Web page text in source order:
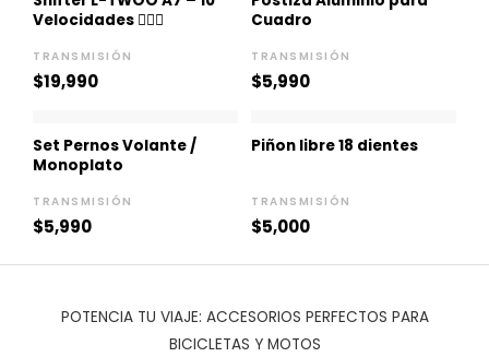
Velocidades 🚵🏻‍♀️
TRANSMISIÓN
$19,990
Cuadro
TRANSMISIÓN
$5,990
Set Pernos Volante /
Monoplato
TRANSMISIÓN
$5,990
Piñon libre 18 dientes
TRANSMISIÓN
$5,000
POTENCIA TU VIAJE: ACCESORIOS PERFECTOS PARA
BICICLETAS Y MOTOS